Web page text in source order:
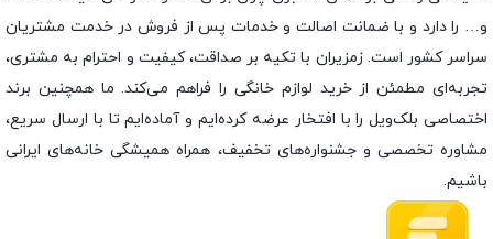
و… را دارد و با ضمانت اصالت و خدمات پس از فروش در خدمت مشتریان
سراسر کشور است. زمزیران با تکیه بر صداقت، کیفیت و احترام به مشتری،
تجربه‌ای مطمئن از خرید لوازم خانگی را فراهم می‌کند. ما همچنین برند
اختصاصی بلک‌ویل را با افتخار عرضه کرده‌ایم و آماده‌ایم تا با ارسال سریع،
مشاوره تخصصی و جشنواره‌های تخفیف، همراه همیشگی خانه‌های ایرانی
باشیم.